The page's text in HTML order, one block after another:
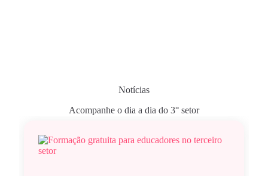
Notícias
Acompanhe o dia a dia do 3° setor